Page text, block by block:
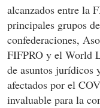
alcanzados entre la
principales grupos
confederaciones,
FIFPRO y el World
de asuntos jurídicos
afectados por el
invaluable para la